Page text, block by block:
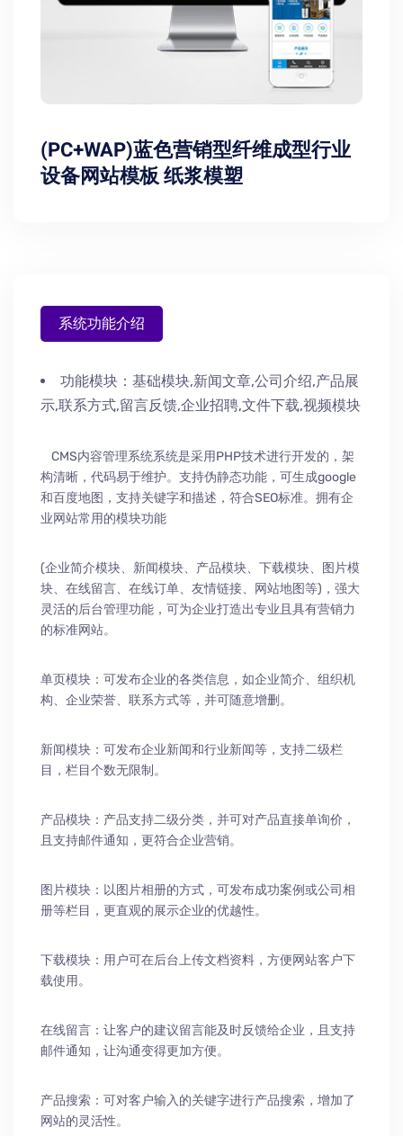
(PC+WAP)蓝色营销型纤维成型行业
设备网站模板 纸浆模塑
系统功能介绍
功能模块： 基础模块,新闻文章,公司介绍,产品展
示,联系方式,留言反馈,企业招聘,文件下载,视频模块
CMS内容管理系统系统是采用PHP技术进行开发的，架
构清晰，代码易于维护。支持伪静态功能，可生成google
和百度地图，支持关键字和描述，符合SEO标准。拥有企
业网站常用的模块功能
(企业简介模块、新闻模块、产品模块、下载模块、图片模
块、在线留言、在线订单、友情链接、网站地图等)，强大
灵活的后台管理功能，可为企业打造出专业且具有营销力
的标准网站。
单页模块：可发布企业的各类信息，如企业简介、组织机
构、企业荣誉、联系方式等，并可随意增删。
新闻模块：可发布企业新闻和行业新闻等，支持二级栏
目，栏目个数无限制。
产品模块：产品支持二级分类，并可对产品直接单询价，
且支持邮件通知，更符合企业营销。
图片模块：以图片相册的方式，可发布成功案例或公司相
册等栏目，更直观的展示企业的优越性。
下载模块：用户可在后台上传文档资料，方便网站客户下
载使用。
在线留言：让客户的建议留言能及时反馈给企业，且支持
邮件通知，让沟通变得更加方便。
产品搜索：可对客户输入的关键字进行产品搜索，增加了
网站的灵活性。